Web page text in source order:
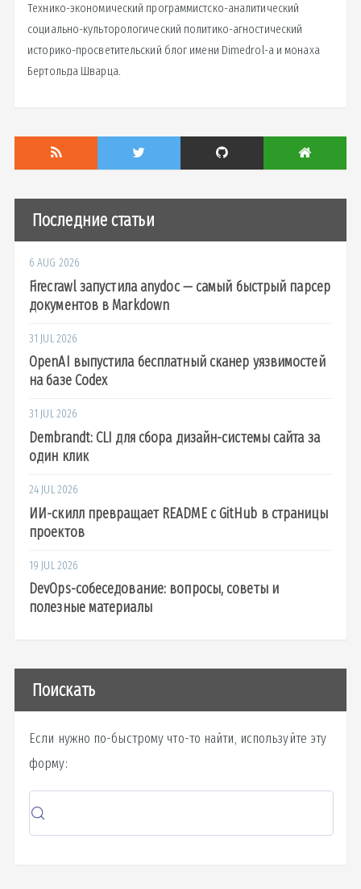
Технико-экономический программистско-аналитический
социально-культорологический политико-агностический
историко-просветительский блог имени Dimedrol-a и монаха
Бертольда Шварца.
Последние статьи
6 AUG 2026
Firecrawl запустила anydoc — самый быстрый парсер
документов в Markdown
31 JUL 2026
OpenAI выпустила бесплатный сканер уязвимостей
на базе Codex
31 JUL 2026
Dembrandt: CLI для сбора дизайн-системы сайта за
один клик
24 JUL 2026
ИИ-скилл превращает README с GitHub в страницы
проектов
19 JUL 2026
DevOps-собеседование: вопросы, советы и
полезные материалы
Поискать
Если нужно по-быстрому что-то найти, используйте эту
форму: